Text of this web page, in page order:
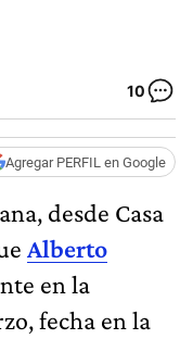
10
Agregar PERFIL en Google
desde Casa
Alberto
en la
fecha en la